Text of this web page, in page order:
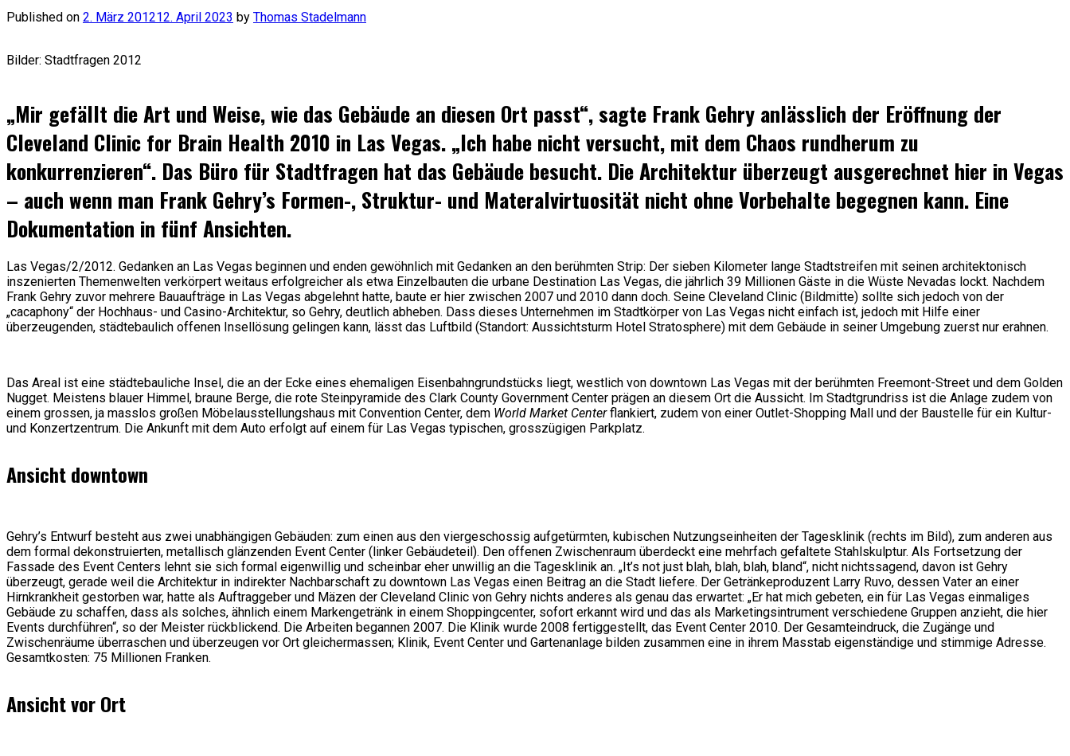
Published on 2. März 201212. April 2023 by Thomas Stadelmann
Bilder: Stadtfragen 2012
„Mir gefällt die Art und Weise, wie das Gebäude an diesen Ort passt“, sagte Frank Gehry anlässlich der Eröffnung der
Cleveland Clinic for Brain Health 2010 in Las Vegas. „Ich habe nicht versucht, mit dem Chaos rundherum zu
konkurrenzieren“. Das Büro für Stadtfragen hat das Gebäude besucht. Die Architektur überzeugt ausgerechnet hier in Vegas
– auch wenn man Frank Gehry’s Formen-, Struktur- und Materalvirtuosität nicht ohne Vorbehalte begegnen kann. Eine
Dokumentation in fünf Ansichten.
Las Vegas/2/2012. Gedanken an Las Vegas beginnen und enden gewöhnlich mit Gedanken an den berühmten Strip: Der sieben Kilometer lange Stadtstreifen mit seinen architektonisch
inszenierten Themenwelten verkörpert weitaus erfolgreicher als etwa Einzelbauten die urbane Destination Las Vegas, die jährlich 39 Millionen Gäste in die Wüste Nevadas lockt. Nachdem
Frank Gehry zuvor mehrere Bauaufträge in Las Vegas abgelehnt hatte, baute er hier zwischen 2007 und 2010 dann doch. Seine Cleveland Clinic (Bildmitte) sollte sich jedoch von der
„cacaphony“ der Hochhaus- und Casino-Architektur, so Gehry, deutlich abheben. Dass dieses Unternehmen im Stadtkörper von Las Vegas nicht einfach ist, jedoch mit Hilfe einer
überzeugenden, städtebaulich offenen Insellösung gelingen kann, lässt das Luftbild (Standort: Aussichtsturm Hotel Stratosphere) mit dem Gebäude in seiner Umgebung zuerst nur erahnen.
Das Areal ist eine städtebauliche Insel, die an der Ecke eines ehemaligen Eisenbahngrundstücks liegt, westlich von downtown Las Vegas mit der berühmten Freemont-Street und dem Golden
Nugget. Meistens blauer Himmel, braune Berge, die rote Steinpyramide des Clark County Government Center prägen an diesem Ort die Aussicht. Im Stadtgrundriss ist die Anlage zudem von
einem grossen, ja masslos großen Möbelausstellungshaus mit Convention Center, dem World Market Centerflankiert, zudem von einer Outlet-Shopping Mall und der Baustelle für ein Kultur-
und Konzertzentrum. Die Ankunft mit dem Auto erfolgt auf einem für Las Vegas typischen, grosszügigen Parkplatz.
Ansicht downtown
Gehry’s Entwurf besteht aus zwei unabhängigen Gebäuden: zum einen aus den viergeschossig aufgetürmten, kubischen Nutzungseinheiten der Tagesklinik (rechts im Bild), zum anderen aus
dem formal dekonstruierten, metallisch glänzenden Event Center (linker Gebäudeteil). Den offenen Zwischenraum überdeckt eine mehrfach gefaltete Stahlskulptur. Als Fortsetzung der
Fassade des Event Centers lehnt sie sich formal eigenwillig und scheinbar eher unwillig an die Tagesklinik an. „It’s not just blah, blah, blah, bland“, nicht nichtssagend, davon ist Gehry
überzeugt, gerade weil die Architektur in indirekter Nachbarschaft zu downtown Las Vegas einen Beitrag an die Stadt liefere. Der Getränkeproduzent Larry Ruvo, dessen Vater an einer
Hirnkrankheit gestorben war, hatte als Auftraggeber und Mäzen der Cleveland Clinic von Gehry nichts anderes als genau das erwartet: „Er hat mich gebeten, ein für Las Vegas einmaliges
Gebäude zu schaffen, dass als solches, ähnlich einem Markengetränk in einem Shoppingcenter, sofort erkannt wird und das als Marketingsintrument verschiedene Gruppen anzieht, die hier
Events durchführen“, so der Meister rückblickend. Die Arbeiten begannen 2007. Die Klinik wurde 2008 fertiggestellt, das Event Center 2010. Der Gesamteindruck, die Zugänge und
Zwischenräume überraschen und überzeugen vor Ort gleichermassen; Klinik, Event Center und Gartenanlage bilden zusammen eine in ihrem Masstab eigenständige und stimmige Adresse.
Gesamtkosten: 75 Millionen Franken.
Ansicht vor Ort